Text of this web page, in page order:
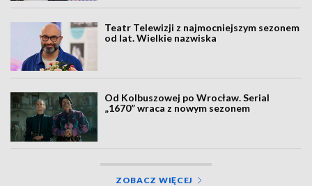
Teatr Telewizji z najmocniejszym sezonem
od lat. Wielkie nazwiska
Od Kolbuszowej po Wrocław. Serial
„1670” wraca z nowym sezonem
ZOBACZ WIĘCEJ